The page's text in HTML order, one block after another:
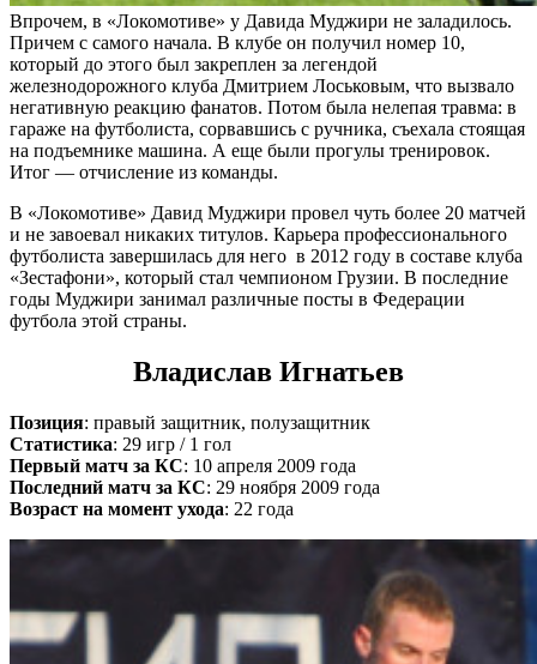
Впрочем, в «Локомотиве» у Давида Муджири не заладилось.
Причем с самого начала. В клубе он получил номер 10,
который до этого был закреплен за легендой
железнодорожного клуба Дмитрием Лоськовым, что вызвало
негативную реакцию фанатов. Потом была нелепая травма: в
гараже на футболиста, сорвавшись с ручника, съехала стоящая
на подъемнике машина. А еще были прогулы тренировок.
Итог — отчисление из команды.
В «Локомотиве» Давид Муджири провел чуть более 20 матчей
и не завоевал никаких титулов. Карьера профессионального
футболиста завершилась для него в 2012 году в составе клуба
«Зестафони», который стал чемпионом Грузии. В последние
годы Муджири занимал различные посты в Федерации
футбола этой страны.
Владислав Игнатьев
Позиция: правый защитник, полузащитник
Статистика: 29 игр / 1 гол
Первый матч за КС: 10 апреля 2009 года
Последний матч за КС: 29 ноября 2009 года
Возраст на момент ухода: 22 года